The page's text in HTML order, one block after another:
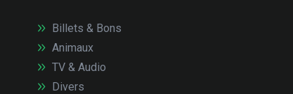
Billets & Bons
Animaux
TV & Audio
Divers